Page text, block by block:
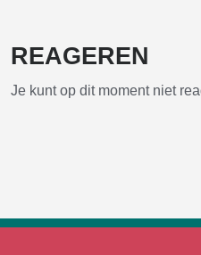
REAGEREN
Je kunt op dit moment niet